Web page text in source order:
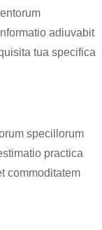
adiuvabit
tua specifica
specillorum
practica
commoditatem